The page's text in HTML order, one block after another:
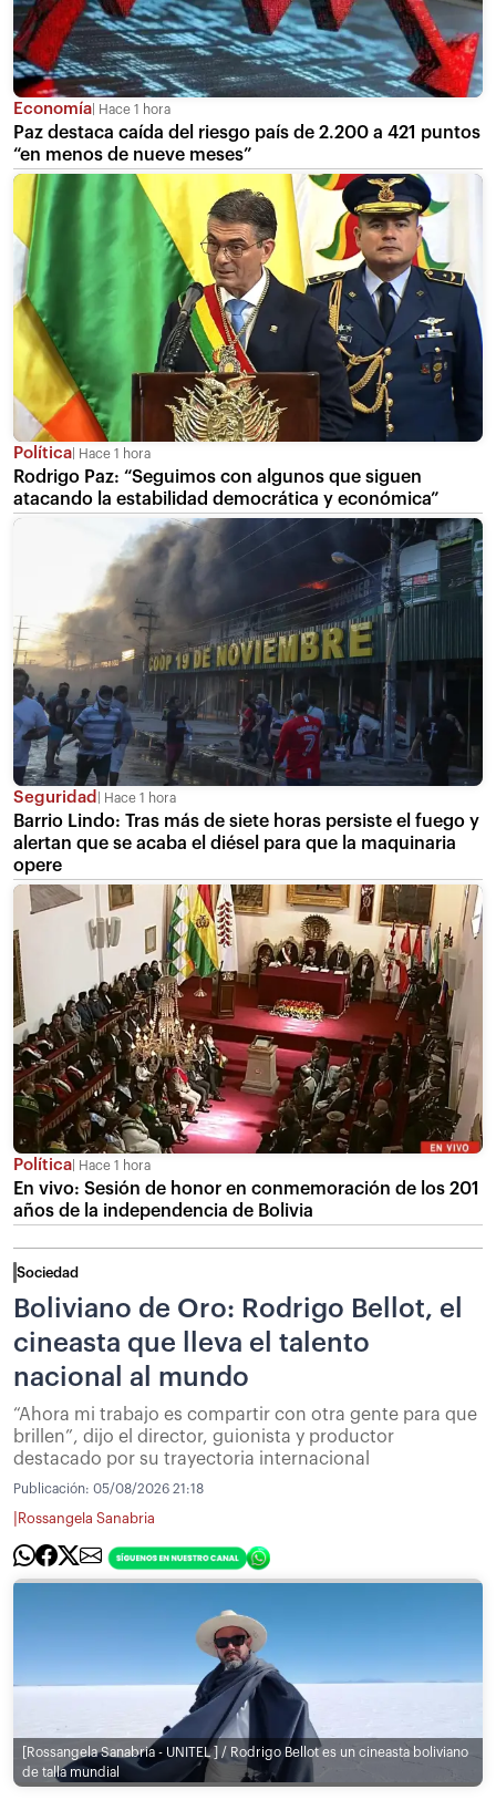
Economía Hace 1 hora
Paz destaca caída del riesgo país de 2.200 a 421 puntos
“en menos de nueve meses”
Política Hace 1 hora
Rodrigo Paz: “Seguimos con algunos que siguen
atacando la estabilidad democrática y económica”
Seguridad Hace 1 hora
Barrio Lindo: Tras más de siete horas persiste el fuego y
alertan que se acaba el diésel para que la maquinaria
opere
Política Hace 1 hora
En vivo: Sesión de honor en conmemoración de los 201
años de la independencia de Bolivia
Sociedad
Boliviano de Oro: Rodrigo Bellot, el
cineasta que lleva el talento
nacional al mundo
“Ahora mi trabajo es compartir con otra gente para que
brillen”, dijo el director, guionista y productor
destacado por su trayectoria internacional
Publicación: 05/08/2026 21:18
Rossangela Sanabria
[Rossangela Sanabria - UNITEL ] / Rodrigo Bellot es un cineasta boliviano
de talla mundial